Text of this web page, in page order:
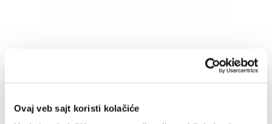
Ovaj veb sajt koristi kolačiće
Odnosi Srbije i Amerike – ili preciznije odnos Srbije i